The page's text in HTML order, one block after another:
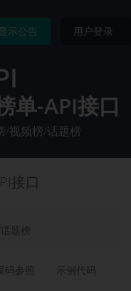
显示公告 用户登录
单-API接口
/视频榜/话题榜
接口
题榜
码参照 示例代码